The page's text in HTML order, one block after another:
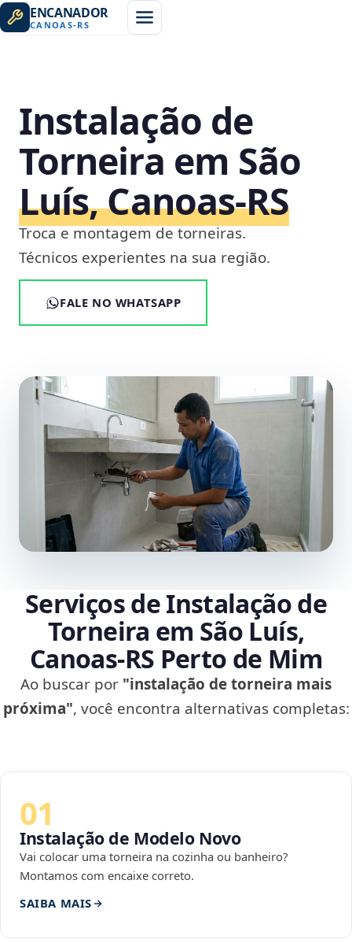
ENCANADOR
CANOAS-RS
Instalação de
Torneira em São
Luís, Canoas‑RS
Troca e montagem de torneiras.
Técnicos experientes na sua região.
FALE NO WHATSAPP
Serviços de Instalação de
Torneira em São Luís,
Canoas‑RS Perto de Mim
Ao buscar por "instalação de torneira mais
próxima", você encontra alternativas completas:
01
Instalação de Modelo Novo
Vai colocar uma torneira na cozinha ou banheiro?
Montamos com encaixe correto.
SAIBA MAIS